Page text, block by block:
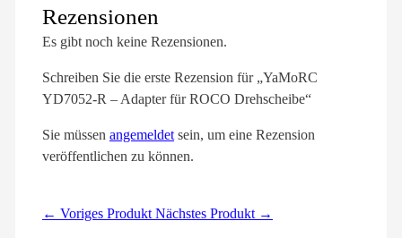
Rezensionen
Es gibt noch keine Rezensionen.
Schreiben Sie die erste Rezension für „YaMoRC
YD7052-R – Adapter für ROCO Drehscheibe“
Sie müssen angemeldet sein, um eine Rezension
veröffentlichen zu können.
← Voriges Produkt Nächstes Produkt →